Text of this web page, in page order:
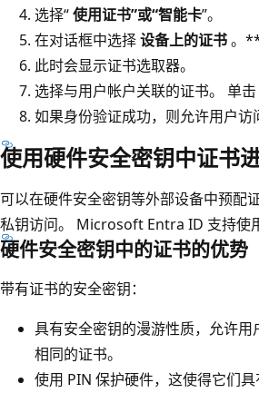
选择“使用证书”或“智能卡”。
在对话框中选择设备上的证书。
此时会显示证书选取器。
选择与用户帐户关联的证书。 单击
如果身份验证成功，则允许用户访
使用硬件安全密钥中证书
可以在硬件安全密钥等外部设备中预配
私钥访问。 Microsoft Entra ID 支持使
硬件安全密钥中的证书的优势
带有证书的安全密钥：
具有安全密钥的漫游性质，允许用
相同的证书。
使用 PIN 保护硬件，这使得它们具